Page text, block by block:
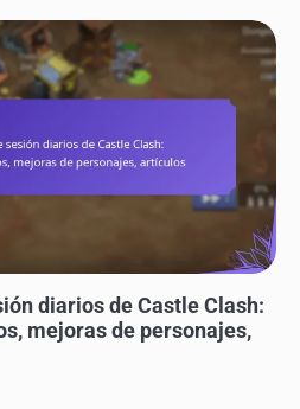
diarios de Castle Clash:
mejoras de personajes,